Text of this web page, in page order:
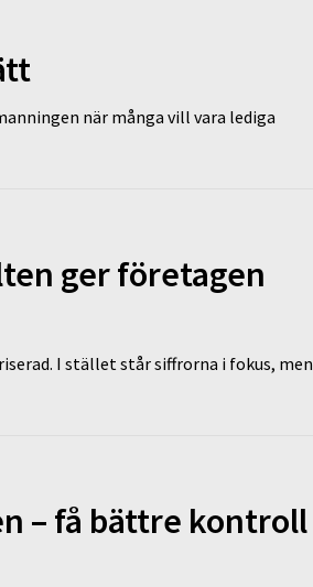
när många vill vara lediga
ger företagen
I stället står siffrorna i fokus, men
– få bättre kontroll